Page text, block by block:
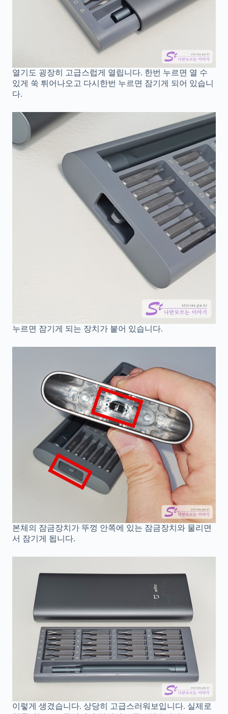
열기도 굉장히 고급스럽게 열립니다. 한번 누르면 열 수
있게 쑥 튀어나오고 다시한번 누르면 잠기게 되어 있습니
다.
누르면 잠기게 되는 장치가 붙어 있습니다.
본체의 잠금장치가 뚜껑 안쪽에 있는 잠금장치와 물리면
서 잠기게 됩니다.
이렇게 생겼습니다. 상당히 고급스러워보입니다. 실제로